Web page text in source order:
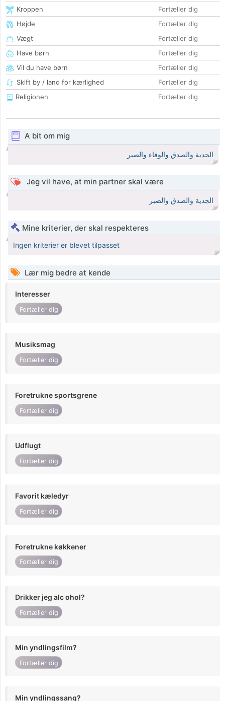
Kroppen
Fortæller dig
Højde
Fortæller dig
Vægt
Fortæller dig
Have børn
Fortæller dig
Vil du have børn
Fortæller dig
Skift by / land for kærlighed
Fortæller dig
Religionen
Fortæller dig
A bit om mig
الجدية والصدق والوفاء والصبر
Jeg vil have, at min partner skal være
الجدية والصدق والصبر
Mine kriterier, der skal respekteres
Ingen kriterier er blevet tilpasset
Lær mig bedre at kende
Interesser
Fortæller dig
Musiksmag
Fortæller dig
Foretrukne sportsgrene
Fortæller dig
Udflugt
Fortæller dig
Favorit kæledyr
Fortæller dig
Foretrukne køkkener
Fortæller dig
Drikker jeg alc ohol?
Fortæller dig
Min yndlingsfilm?
Fortæller dig
Min yndlingssang?